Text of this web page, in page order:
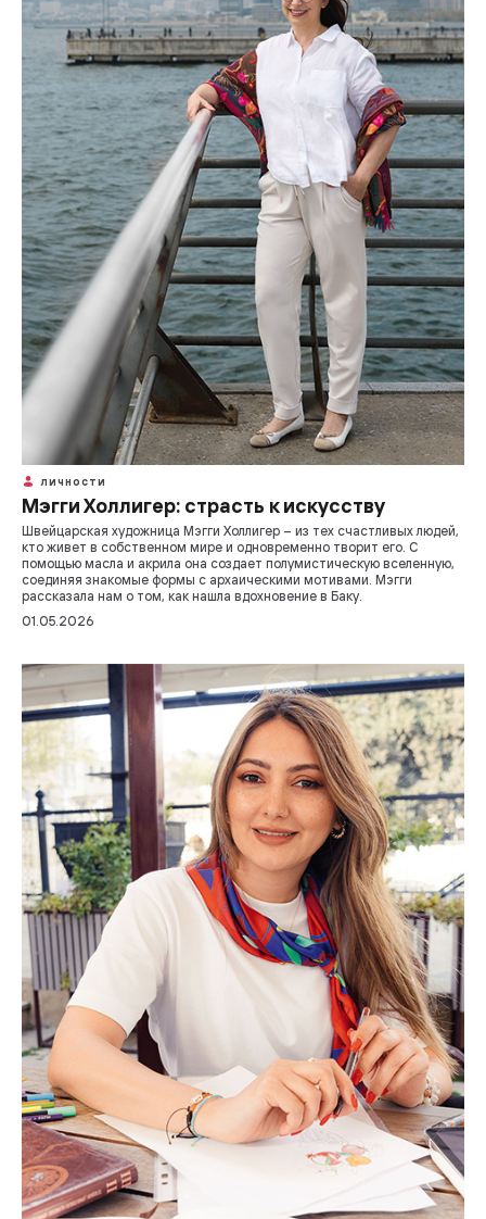
ЛИЧНОСТИ
Мэгги Холлигер: страсть к искусству
Швейцарская художница Мэгги Холлигер – из тех счастливых людей,
кто живет в собственном мире и одновременно творит его. С
помощью масла и акрила она создает полумистическую вселенную,
соединяя знакомые формы с архаическими мотивами. Мэгги
рассказала нам о том, как нашла вдохновение в Баку.
01.05.2026